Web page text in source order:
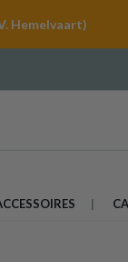
Hemelvaart)